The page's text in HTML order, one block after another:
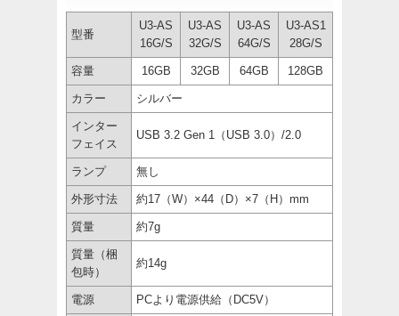
型番
U3-AS
16G/S
U3-AS
32G/S
U3-AS
64G/S
U3-AS1
28G/S
容量 16GB 32GB 64GB 128GB
カラー シルバー
インター
フェイス
USB 3.2 Gen 1（USB 3.0）/2.0
ランプ 無し
外形寸法 約17（W）×44（D）×7（H）mm
質量 約7g
質量（梱
包時）
約14g
電源 PCより電源供給（DC5V）